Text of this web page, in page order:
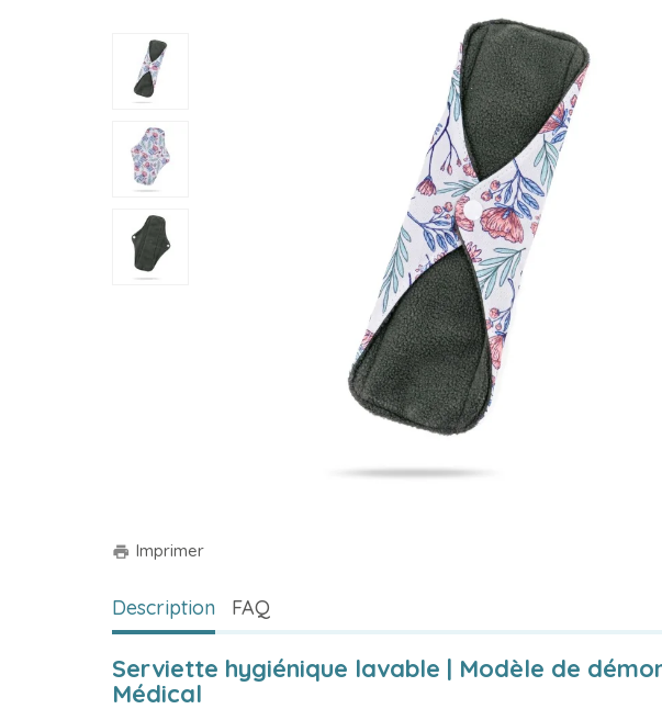
print Imprimer
Description FAQ
Serviette hygiénique lavable | Modèle de
Médical